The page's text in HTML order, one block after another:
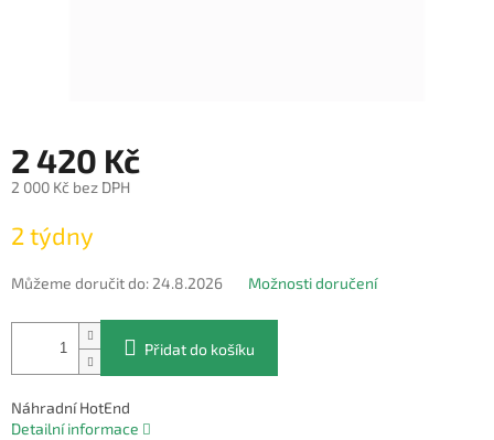
2 420 Kč
2 000 Kč bez DPH
cena:
2 týdny
Můžeme doručit do:24.8.2026 Možnosti doručení
Přidat do košíku
Náhradní HotEnd
Detailní informace